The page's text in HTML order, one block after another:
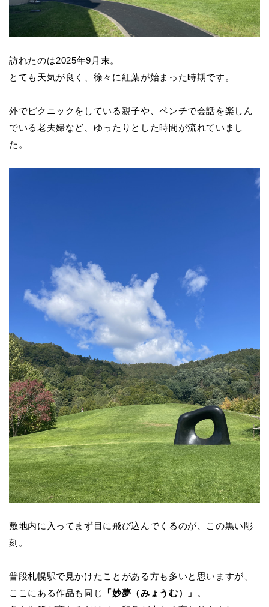
訪れたのは2025年9月末。
とても天気が良く、徐々に紅葉が始まった時期です。
外でピクニックをしている親子や、ベンチで会話を楽しん
でいる老夫婦など、ゆったりとした時間が流れていまし
た。
敷地内に入ってまず目に飛び込んでくるのが、この黒い彫
刻。
普段札幌駅で見かけたことがある方も多いと思いますが、
ここにある作品も同じ
「妙夢（みょうむ）」
。